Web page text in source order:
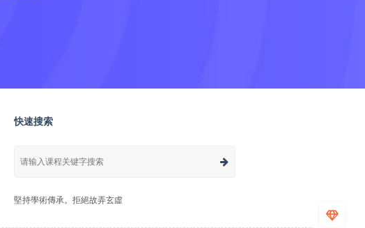
快速搜索
堅持學術傳承。拒絕故弄玄虛